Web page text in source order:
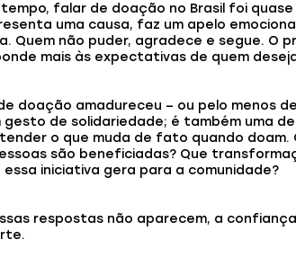
tempo, falar de doação no Brasil foi
uma causa, faz um apelo
Quem não puder, agradece e segue. O
mais às expectativas de quem
doação amadureceu – ou pelo menos
gesto de solidariedade; é também uma
o que muda de fato quando
são beneficiadas? Que
essa iniciativa gera para a comunidade?
respostas não aparecem, a